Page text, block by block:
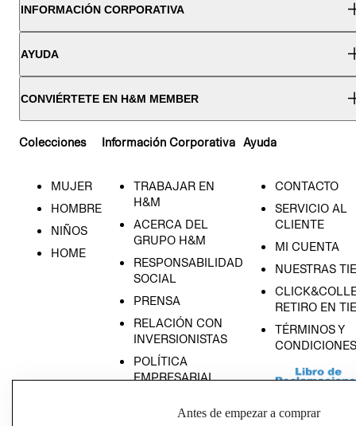
INFORMACIÓN CORPORATIVA
AYUDA
CONVIÉRTETE EN H&M MEMBER
Colecciones
MUJER
HOMBRE
NIÑOS
HOME
Información Corporativa
TRABAJAR EN
H&M
ACERCA DEL
GRUPO H&M
RESPONSABILIDAD
SOCIAL
PRENSA
RELACIÓN CON
INVERSIONISTAS
POLÍTICA
EMPRESARIAL
Ayuda
CONTACTO
SERVICIO AL
CLIENTE
MI CUENTA
NUESTRAS
RETIRO EN
TÉRMINOS Y
CONDICIONES
Antes de empezar a comprar